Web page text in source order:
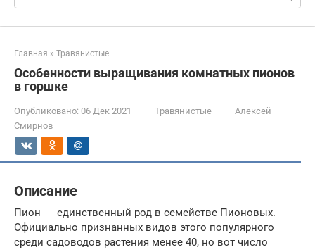
Главная » Травянистые
Особенности выращивания комнатных пионов
в горшке
Опубликовано: 06 Дек 2021 Травянистые
Алексей
Смирнов
Описание
Пион ― единственный род в семействе Пионовых.
Официально признанных видов этого популярного
среди садоводов растения менее 40, но вот число